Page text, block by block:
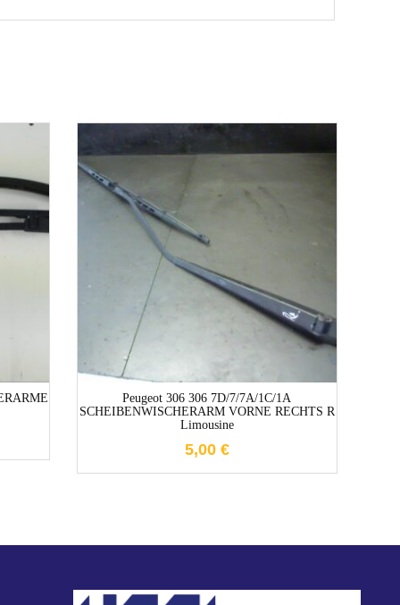
Peugeot 306 306 7D/7/7A/1C/1A
SCHEIBENWISCHERARM VORNE RECHTS R
Limousine
5,00 €
1-3 Werktage